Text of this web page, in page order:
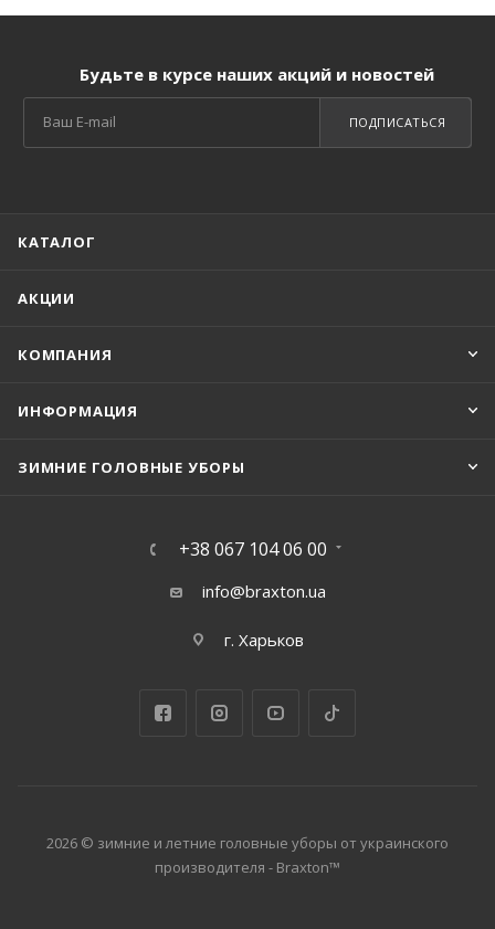
Будьте в курсе наших акций и новостей
ПОДПИСАТЬСЯ
КАТАЛОГ
АКЦИИ
КОМПАНИЯ
ИНФОРМАЦИЯ
ЗИМНИЕ ГОЛОВНЫЕ УБОРЫ
+38 067 104 06 00
info@braxton.ua
г. Харьков
2026 © зимние и летние головные уборы от украинского
производителя - Braxton™